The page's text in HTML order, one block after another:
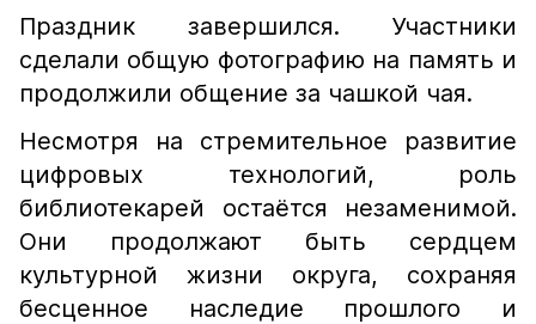
Праздник завершился. Участники
сделали общую фотографию на память и
продолжили общение за чашкой чая.
Несмотря на стремительное развитие
цифровых технологий, роль
библиотекарей остаётся незаменимой.
Они продолжают быть сердцем
культурной жизни округа, сохраняя
бесценное наследие прошлого и